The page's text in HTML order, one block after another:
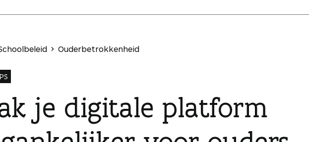
Ouderbetrokkenheid
je digitale platform